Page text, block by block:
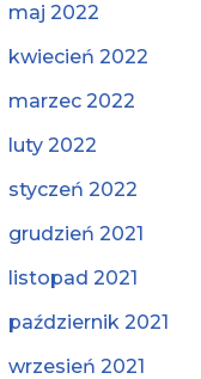
maj 2022
kwiecień 2022
marzec 2022
luty 2022
styczeń 2022
grudzień 2021
listopad 2021
październik 2021
wrzesień 2021